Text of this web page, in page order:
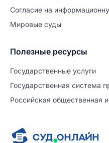
Согласие на
Мировые суды
Полезные ресурсы
Государственные услуги
Государственная система
Российская общественная
Уже
Шаг 0 из 15
№5711623